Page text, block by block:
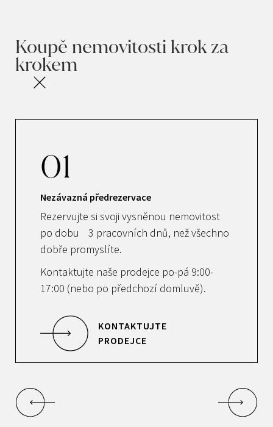
Koupě nemovitosti krok za
krokem
01
Nezávazná předrezervace
Rezervujte si svoji vysněnou nemovitost
po dobu 3 pracovních dnů, než všechno
dobře promyslíte.
Kontaktujte naše prodejce po-pá 9:00-
17:00 (nebo po předchozí domluvě).
KONTAKTUJTE
PRODEJCE